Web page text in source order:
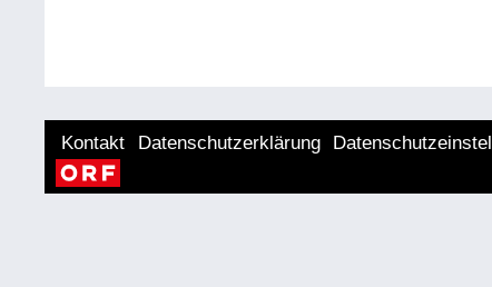
Kontakt Datenschutzerklärung